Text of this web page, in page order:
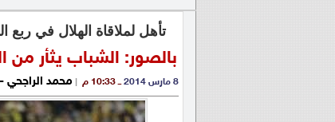
تأهل لملاقاة الهلال في ربع
بالصور: الشباب يثأر
8 مارس 2014 ــ 10:33 م | محمد الراجحي